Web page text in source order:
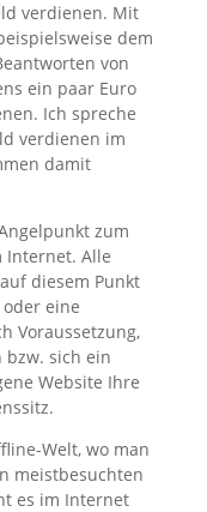
verdienen. Mit
dem
von
ein paar Euro
Ich spreche
verdienen im
damit
zum
Internet. Alle
diesem Punkt
eine
Voraussetzung,
bzw. sich ein
Website Ihre
Welt, wo man
meistbesuchten
es im Internet